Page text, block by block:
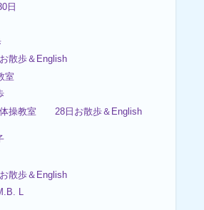
日
散歩＆English
室
操教室 28日お散歩＆English
散歩＆English
L